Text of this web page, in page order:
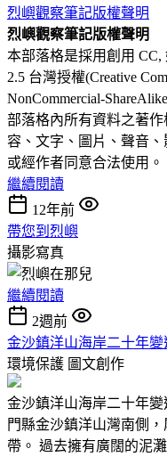
烈嶼觀察筆記版權聲明
烈嶼觀察筆記版權聲明
本部落格是採用創用
2.5 台灣授權(Creative
NonCommercial-
部落格內所有資料之著
容、文字、圖片、聲音
或經作者同意合法使用。
繼續閱讀
12年前
帶您到烈嶼
攝影寫真
繼續閱讀
2週前
金沙鎮洋山海岸二十年變
環境保護 圖文創作
金沙鎮洋山海岸二十年
門縣金沙鎮洋山灣南側
帶。 過去擁有廣闊的泥